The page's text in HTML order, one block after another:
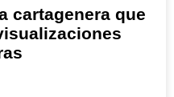
cartagenera que